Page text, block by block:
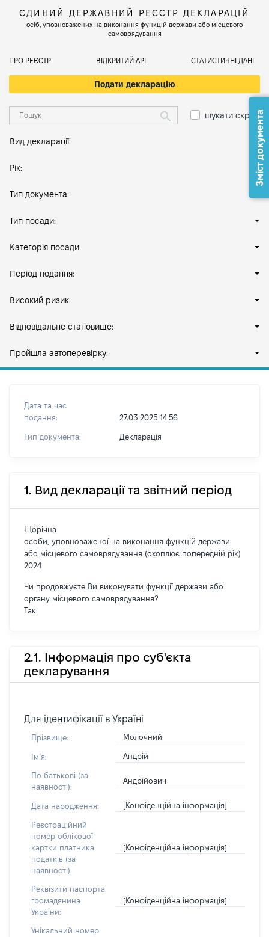
ЄДИНИЙ ДЕРЖАВНИЙ РЕЄСТР ДЕКЛАРАЦІЙ
осіб, уповноважених на виконання функцій держави або місцевого
самоврядування
ПРО РЕЄСТР ВІДКРИТИЙ АРІ СТАТИСТИЧНІ ДАНІ
Подати декларацію
шукати скрізь
Вид декларації:
Рік:
Тип документа:
Тип посади:
Категорія посади:
Період подання:
Високий ризик:
Відповідальне становище:
Пройшла автоперевірку:
Дата та час
подання:
27.03.2025 14:56
Тип документа: Декларація
1. Вид декларації та звітний період
Щорічна
особи, уповноваженої на виконання функцій держави
або місцевого самоврядування (охоплює попередній рік)
2024
Чи продовжуєте Ви виконувати функції держави або
органу місцевого самоврядування?
Так
2.1. Інформація про суб'єкта
декларування
Для ідентифікації в Україні
Прізвище: Молочний
Імʼя: Андрій
По батькові (за
наявності):
Андрійович
Дата народження: [Конфіденційна інформація]
Реєстраційний
номер облікової
картки платника
податків (за
наявності):
[Конфіденційна інформація]
Реквізити паспорта
громадянина
України:
[Конфіденційна інформація]
Унікальний номер
Зміст документа